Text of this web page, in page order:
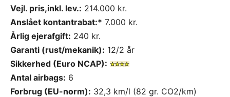
Vejl. pris,inkl. lev.: 214.000 kr.
Anslået kontantrabat:* 7.000 kr.
Årlig ejerafgift: 240 kr.
Garanti (rust/mekanik): 12/2 år
Sikkerhed (Euro NCAP):
Antal airbags: 6
Forbrug (EU-norm): 32,3 km/l (82 gr. CO2/km)